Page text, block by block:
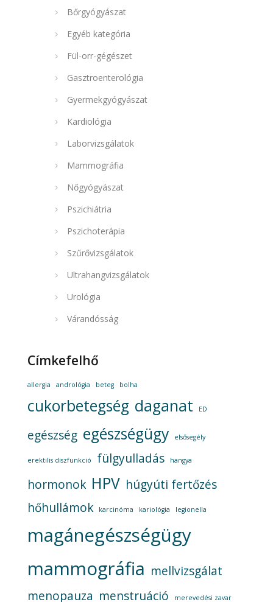
Bőrgyógyászat
Egyéb kategória
Fül-orr-gégészet
Gasztroenterológia
Gyermekgyógyászat
Kardiológia
Laborvizsgálatok
Mammográfia
Nőgyógyászat
Pszichiátria
Pszichoterápia
Szűrővizsgálatok
Ultrahangvizsgálatok
Urológia
Várandósság
Címkefelhő
allergia andrológia beteg bolha
cukorbetegség daganat ED
egészség egészségügy elsősegély
erektilis diszfunkció fülgyulladás hangya
hormonok HPV húgyúti fertőzés
hőhullámok
karcinóma kariológia legionella
magánegészségügy
mammográfia mellvizsgálat
menopauza menstruáció merevedési zavar